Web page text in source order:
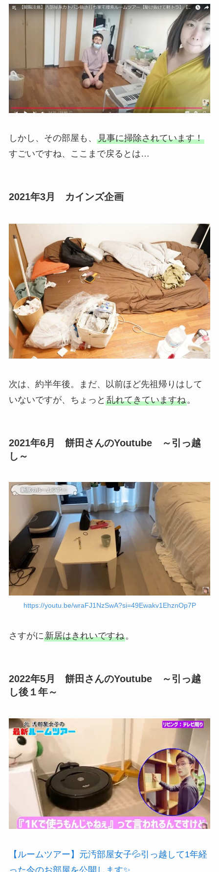
しかし、その部屋も、 見事に掃除されています！
すごいですね、ここまで戻るとは…
2021年3月 カインズ企画
次は、約半年後。まだ、以前ほど先祖帰りはして
いないですが、ちょっと 乱れてきていますね。
2021年6月 餅田さんのYoutube ～引っ越
し～
https://youtu.be/wraFJ1NzSwA?si=49Ewakv1EhznOp7P
さすがに新居はきれいですね。
2022年5月 餅田さんのYoutube ～引っ越
し後１年～
【ルームツアー】元汚部屋女子💦引っ越して1年経
った今のお部屋を公開します✨